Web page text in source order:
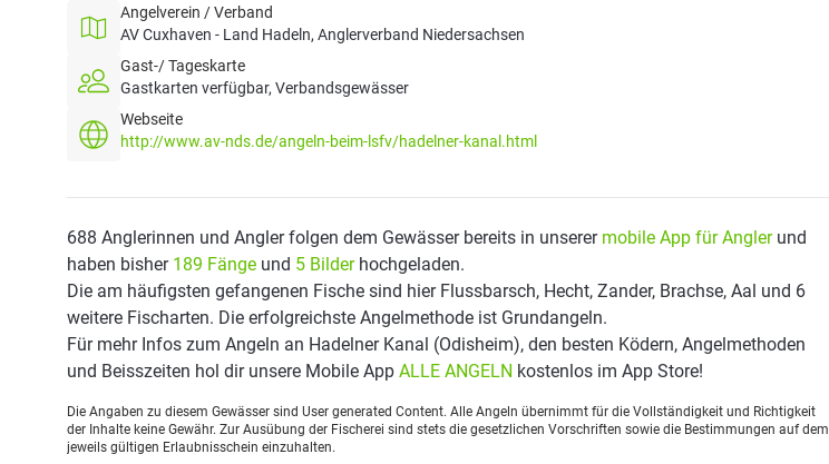
Angelverein / Verband
AV Cuxhaven - Land Hadeln, Anglerverband Niedersachsen
Gast-/ Tageskarte
Gastkarten verfügbar, Verbandsgewässer
Webseite
http://www.av-nds.de/angeln-beim-lsfv/hadelner-kanal.html
688 Anglerinnen und Angler folgen dem Gewässer bereits in unserer mobile App für Anglerund
haben bisher 189 Fänge und 5 Bilderhochgeladen.
Die am häufigsten gefangenen Fische sind hier Flussbarsch, Hecht, Zander, Brachse, Aal und 6
weitere Fischarten. Die erfolgreichste Angelmethode ist Grundangeln.
Für mehr Infos zum Angeln an Hadelner Kanal (Odisheim), den besten Ködern, Angelmethoden
und Beisszeiten hol dir unsere Mobile App ALLE ANGELN kostenlos im App Store!
Die Angaben zu diesem Gewässer sind User generated Content. Alle Angeln übernimmt für die Vollständigkeit und Richtigkeit
der Inhalte keine Gewähr. Zur Ausübung der Fischerei sind stets die gesetzlichen Vorschriften sowie die Bestimmungen auf dem
jeweils gültigen Erlaubnisschein einzuhalten.